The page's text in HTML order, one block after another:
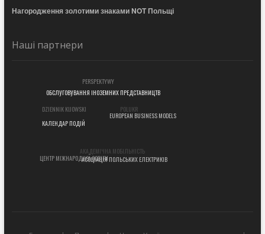
Нагородження золотими знаками NOT Польщі
Наші партнери
DZIENNIK KIJOWSKI
PERSPEKTYWY
POLUKR
АКАДЕМІЧНА МОБІЛЬНІСТЬ
ЦЕНТР МІЖНАРОДНОЇ ОСВІТИ
КАЛЕНДАР ПОДІЙ
ОБСЛУГОВУВАННЯ ІНОЗЕМНИХ ПРЕДСТАВНИЦТВ
EUROPEAN BUSINESS MODELS
АСОЦІАЦІЯ ПОЛЬСЬКИХ ЕЛЕКТРИКІВ